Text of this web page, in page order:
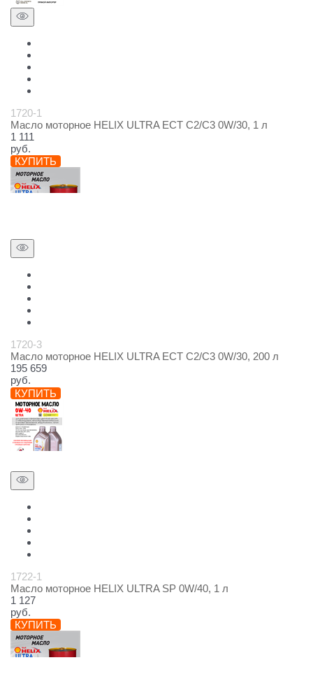
1720-1
Масло моторное HELIX ULTRA ECT C2/C3 0W/30, 1 л
1 111
руб.
КУПИТЬ
1720-3
Масло моторное HELIX ULTRA ECT C2/C3 0W/30, 200 л
195 659
руб.
КУПИТЬ
1722-1
Масло моторное HELIX ULTRA SP 0W/40, 1 л
1 127
руб.
КУПИТЬ